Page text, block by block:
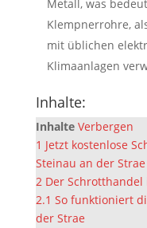
Metall, was
Klempnerrohre,
mit üblichen
Klimaanlagen
Inhalte:
Inhalte Verbergen
1 Jetzt kostenlose
Steinau an der
2 Der
2.1 So funktioniert
der Strae